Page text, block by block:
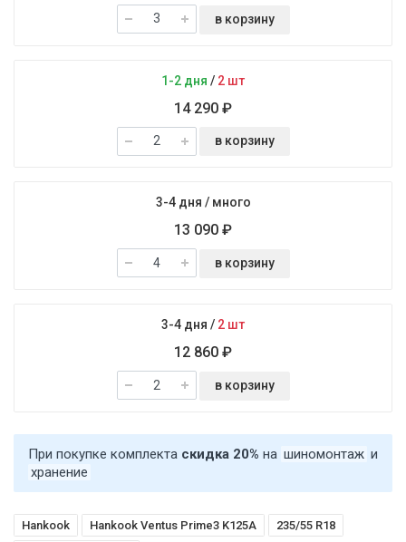
в корзину
1-2 дня / 2 шт
14 290 ₽
в корзину
3-4 дня / много
13 090 ₽
в корзину
3-4 дня / 2 шт
12 860 ₽
в корзину
При покупке комплекта скидка 20% на шиномонтаж и
хранение
Hankook Hankook Ventus Prime3 K125A
235/55 R18